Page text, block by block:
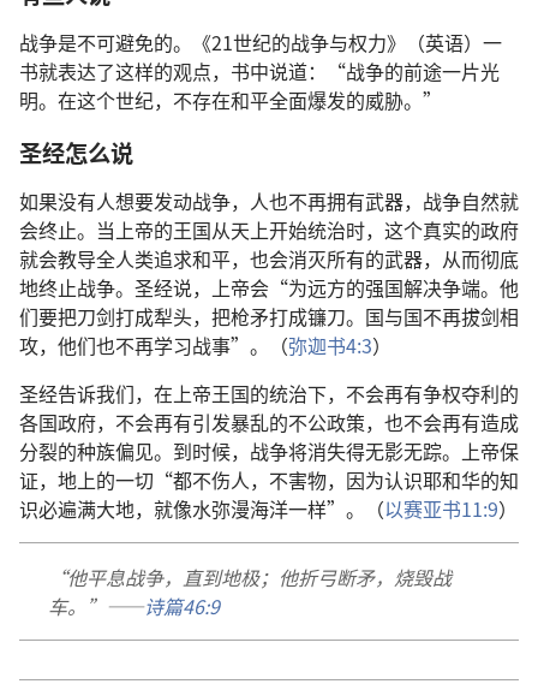
战争是不可避免的。《21世纪的战争与权力》（英语）一
书就表达了这样的观点，书中说道：“战争的前途一片光
明。在这个世纪，不存在和平全面爆发的威胁。”
圣经怎么说
如果没有人想要发动战争，人也不再拥有武器，战争自然就
会终止。当上帝的王国从天上开始统治时，这个真实的政府
就会教导全人类追求和平，也会消灭所有的武器，从而彻底
地终止战争。圣经说，上帝会“为远方的强国解决争端。他
们要把刀剑打成犁头，把枪矛打成镰刀。国与国不再拔剑相
攻，他们也不再学习战事”。（弥迦书4:3）
圣经告诉我们，在上帝王国的统治下，不会再有争权夺利的
各国政府，不会再有引发暴乱的不公政策，也不会再有造成
分裂的种族偏见。到时候，战争将消失得无影无踪。上帝保
证，地上的一切“都不伤人，不害物，因为认识耶和华的知
识必遍满大地，就像水弥漫海洋一样”。（以赛亚书11:9）
“他平息战争，直到地极；他折弓断矛，烧毁战
车。”——诗篇46:9